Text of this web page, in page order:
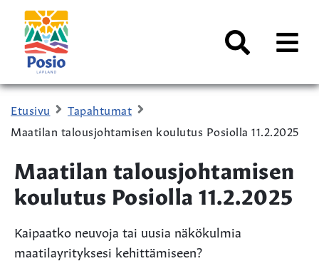
Siirry sisältöön
Kaupungin
logo
AVAA
Etusivu
Tapahtumat
Maatilan talousjohtamisen koulutus Posiolla 11.2.2025
Maatilan talousjohtamisen
koulutus Posiolla 11.2.2025
Kaipaatko neuvoja tai uusia näkökulmia
maatilayrityksesi kehittämiseen?